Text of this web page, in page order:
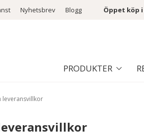
Nyhetsbrev Blogg Öppet köp i
PRODUKTER
leveransvillkor